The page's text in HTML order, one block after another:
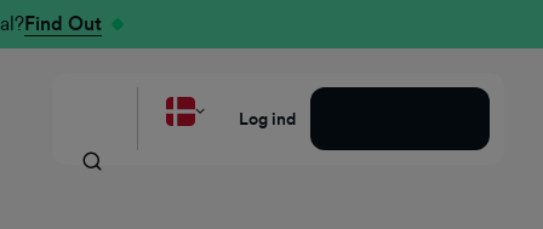
Find Out
Log ind